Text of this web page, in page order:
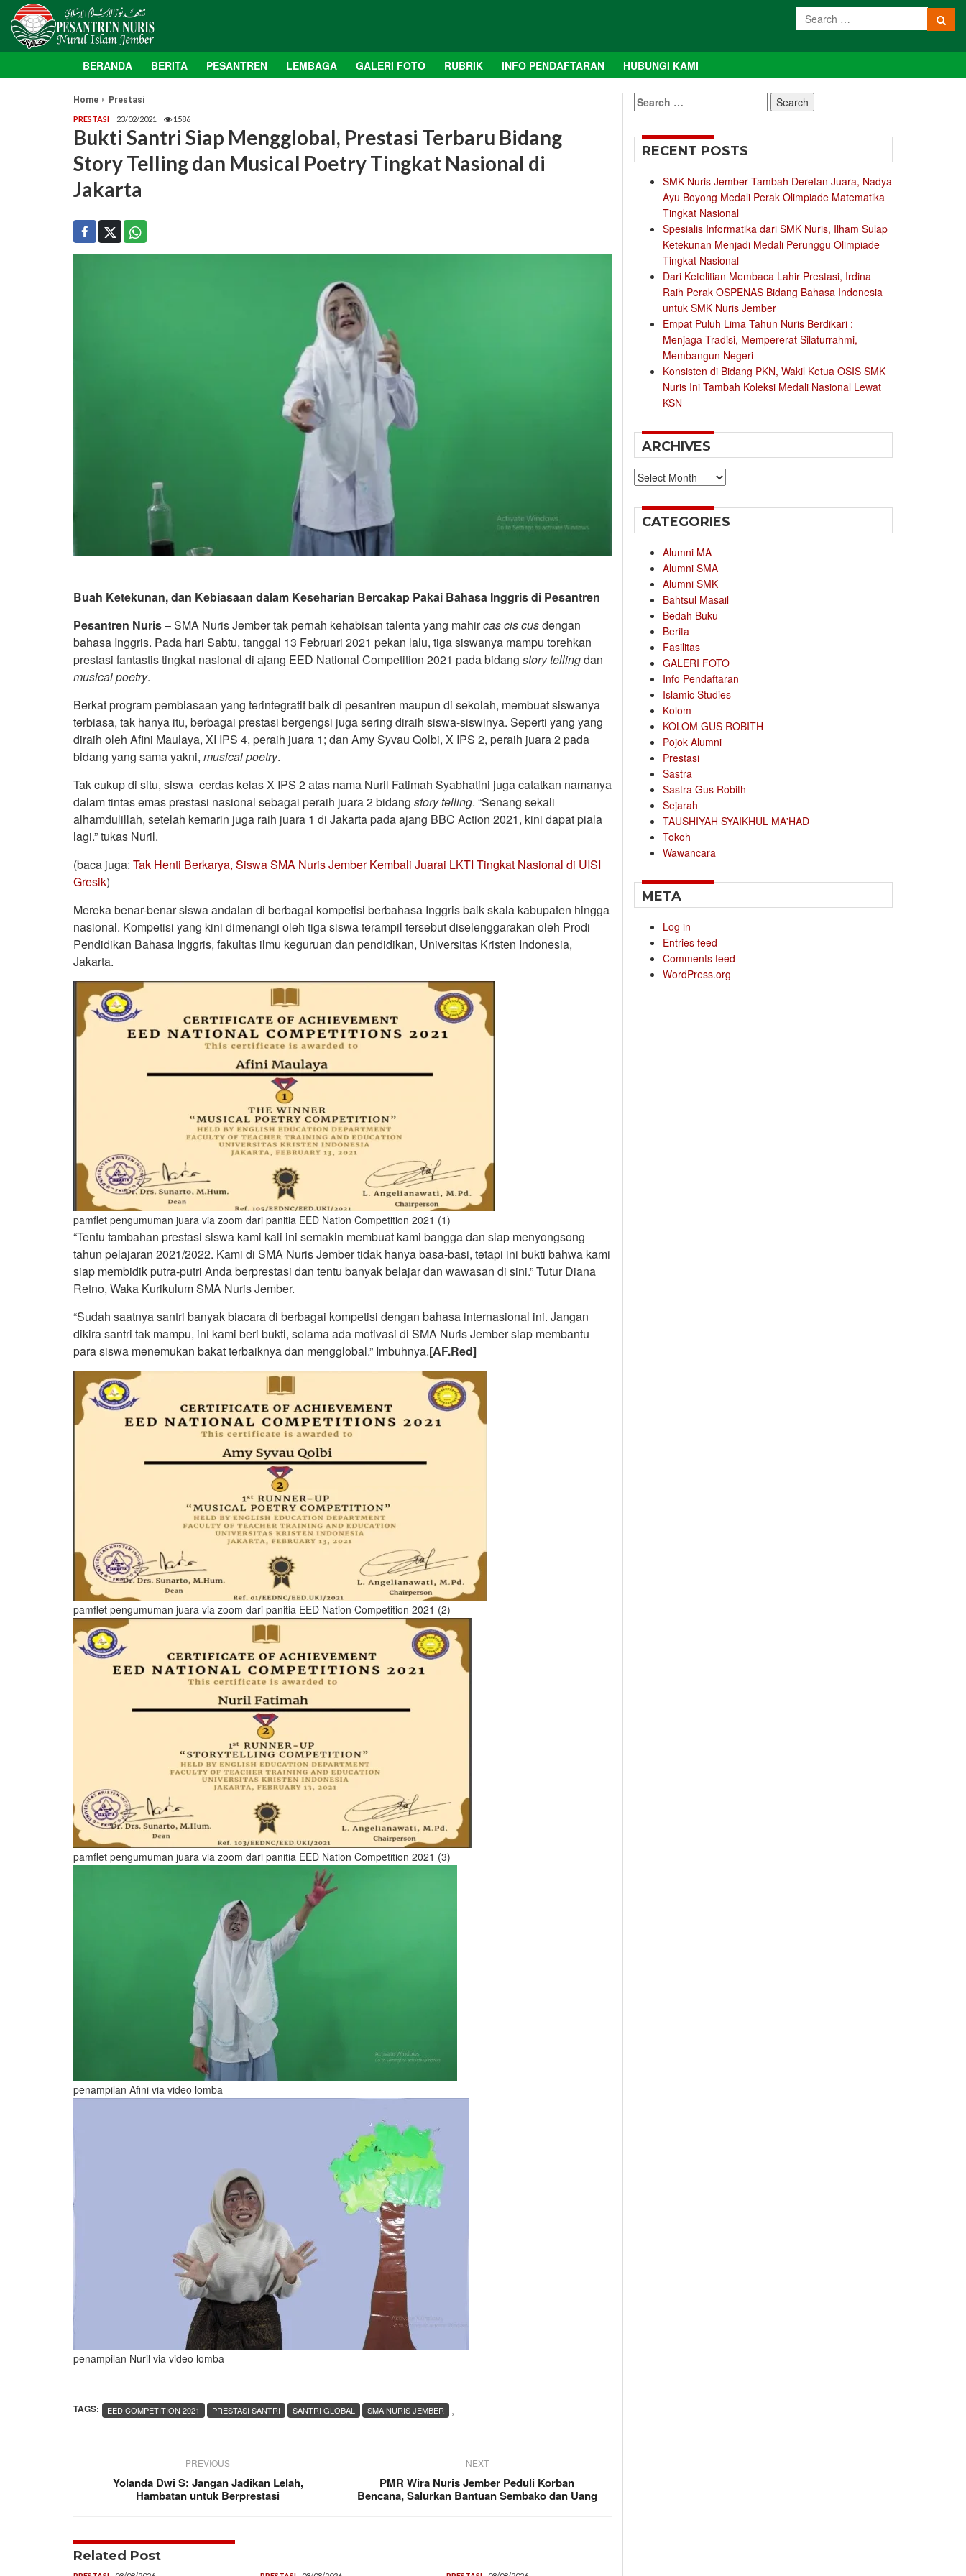
BERANDA BERITA PESANTREN LEMBAGA GALERI FOTO RUBRIK INFO PENDAFTARAN HUBUNGI KAMI
Home Prestasi
PRESTASI 23/02/2021 1586
Bukti Santri Siap Mengglobal, Prestasi Terbaru Bidang
Story Telling dan Musical Poetry Tingkat Nasional di
Jakarta
Buah Ketekunan, dan Kebiasaan dalam Keseharian Bercakap Pakai Bahasa Inggris di Pesantren
Pesantren Nuris– SMA Nuris Jember tak pernah kehabisan talenta yang mahircasciscusdengan
bahasa Inggris. Pada hari Sabtu, tanggal 13 Februari 2021 pekan lalu, tiga siswanya mampu torehkan
prestasi fantastis tingkat nasional di ajang EED National Competition 2021 pada bidang storytellingdan
musicalpoetry.
Berkat program pembiasaan yang terintegratif baik di pesantren maupun di sekolah, membuat siswanya
terbiasa, tak hanya itu, berbagai prestasi bergengsi juga sering diraih siswa-siswinya. Seperti yang yang
diraih oleh Afini Maulaya, XI IPS 4, peraih juara 1; dan Amy Syvau Qolbi, X IPS 2, peraih juara 2 pada
bidang yang sama yakni, musicalpoetry.
Tak cukup di situ, siswa cerdas kelas X IPS 2 atas nama Nuril Fatimah Syabhatini juga catatkan namanya
dalam tintas emas prestasi nasional sebagai peraih juara 2 bidang storytelling. “Senang sekali
alhamdulillah, setelah kemarin juga raih juara 1 di Jakarta pada ajang BBC Action 2021, kini dapat piala
lagi.” tukas Nuril.
(baca juga: Tak Henti Berkarya, Siswa SMA Nuris Jember Kembali Juarai LKTI Tingkat Nasional di UISI
Gresik)
Mereka benar-benar siswa andalan di berbagai kompetisi berbahasa Inggris baik skala kabupaten hingga
nasional. Kompetisi yang kini dimenangi oleh tiga siswa terampil tersebut diselenggarakan oleh Prodi
Pendidikan Bahasa Inggris, fakultas ilmu keguruan dan pendidikan, Universitas Kristen Indonesia,
Jakarta.
pamflet pengumuman juara via zoom dari panitia EED Nation Competition 2021 (1)
“Tentu tambahan prestasi siswa kami kali ini semakin membuat kami bangga dan siap menyongsong
tahun pelajaran 2021/2022. Kami di SMA Nuris Jember tidak hanya basa-basi, tetapi ini bukti bahwa kami
siap membidik putra-putri Anda berprestasi dan tentu banyak belajar dan wawasan di sini.” Tutur Diana
Retno, Waka Kurikulum SMA Nuris Jember.
“Sudah saatnya santri banyak biacara di berbagai kompetisi dengan bahasa internasional ini. Jangan
dikira santri tak mampu, ini kami beri bukti, selama ada motivasi di SMA Nuris Jember siap membantu
para siswa menemukan bakat terbaiknya dan mengglobal.” Imbuhnya.[AF.Red]
pamflet pengumuman juara via zoom dari panitia EED Nation Competition 2021 (2)
pamflet pengumuman juara via zoom dari panitia EED Nation Competition 2021 (3)
penampilan Afini via video lomba
penampilan Nuril via video lomba
TAGS: ,
EED COMPETITION 2021 PRESTASI SANTRI SANTRI GLOBAL SMA NURIS JEMBER
PREVIOUS
Yolanda Dwi S: Jangan Jadikan Lelah,
Hambatan untuk Berprestasi
NEXT
PMR Wira Nuris Jember Peduli Korban
Bencana, Salurkan Bantuan Sembako dan Uang
Related Post
Search
for:
RECENT POSTS
SMK Nuris Jember Tambah Deretan Juara, Nadya
Ayu Boyong Medali Perak Olimpiade Matematika
Tingkat Nasional
Spesialis Informatika dari SMK Nuris, Ilham Sulap
Ketekunan Menjadi Medali Perunggu Olimpiade
Tingkat Nasional
Dari Ketelitian Membaca Lahir Prestasi, Irdina
Raih Perak OSPENAS Bidang Bahasa Indonesia
untuk SMK Nuris Jember
Empat Puluh Lima Tahun Nuris Berdikari :
Menjaga Tradisi, Mempererat Silaturrahmi,
Membangun Negeri
Konsisten di Bidang PKN, Wakil Ketua OSIS SMK
Nuris Ini Tambah Koleksi Medali Nasional Lewat
KSN
ARCHIVES
Archives
CATEGORIES
Alumni MA
Alumni SMA
Alumni SMK
Bahtsul Masail
Bedah Buku
Berita
Fasilitas
GALERI FOTO
Info Pendaftaran
Islamic Studies
Kolom
KOLOM GUS ROBITH
Pojok Alumni
Prestasi
Sastra
Sastra Gus Robith
Sejarah
TAUSHIYAH SYAIKHUL MA'HAD
Tokoh
Wawancara
META
Log in
Entries feed
Comments feed
WordPress.org